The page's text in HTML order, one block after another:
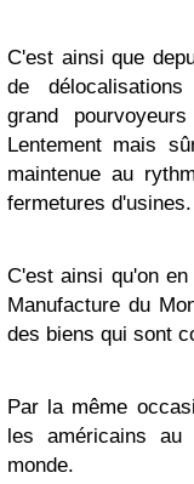
C'est ainsi que
de
grand
Lentement mais
maintenue au
fermetures d'usines.
C'est ainsi qu'on
Manufacture du
des biens qui sont
Par la même
les américains au
monde.